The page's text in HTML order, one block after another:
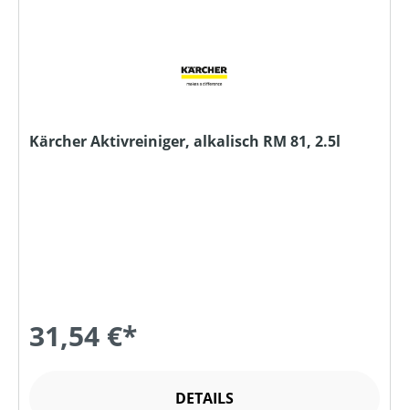
Kärcher Aktivreiniger, alkalisch RM 81, 2.5l
31,54 €*
DETAILS